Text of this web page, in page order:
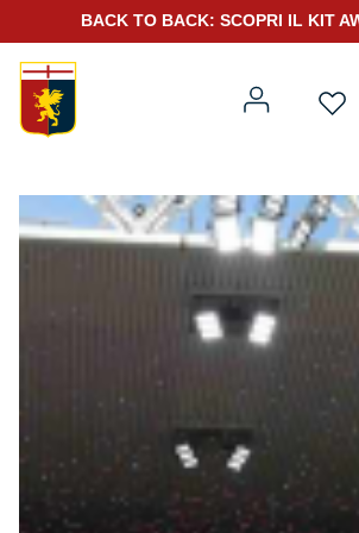
Prima squadra
Genoa for Special
Rappresentanza
Kit Gara 25/26
BACK TO BACK: SCOPRI IL KIT